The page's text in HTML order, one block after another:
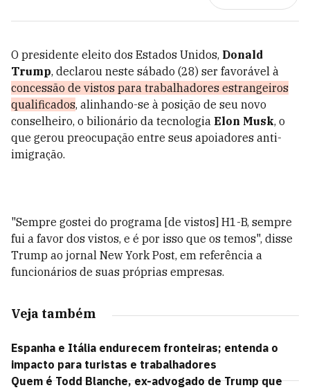
O presidente eleito dos Estados Unidos, Donald
Trump, declarou neste sábado (28) ser favorável à
concessão de vistos para trabalhadores estrangeiros
qualificados, alinhando-se à posição de seu novo
conselheiro, o bilionário da tecnologia Elon Musk, o
que gerou preocupação entre seus apoiadores anti-
imigração.
"Sempre gostei do programa [de vistos] H1-B, sempre
fui a favor dos vistos, e é por isso que os temos", disse
Trump ao jornal New York Post, em referência a
funcionários de suas próprias empresas.
Veja também
Espanha e Itália endurecem fronteiras; entenda o
impacto para turistas e trabalhadores
Quem é Todd Blanche, ex-advogado de Trump que